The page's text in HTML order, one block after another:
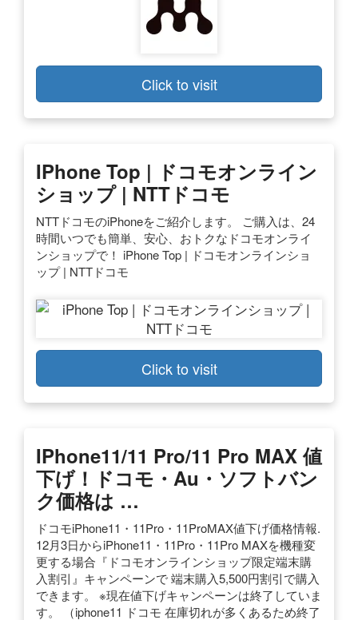
Click to visit
IPhone Top | ドコモオンライン
ショップ | NTTドコモ
NTTドコモのiPhoneをご紹介します。 ご購入は、24
時間いつでも簡単、安心、おトクなドコモオンライ
ンショップで！ iPhone Top | ドコモオンラインショ
ップ | NTTドコモ
Click to visit
IPhone11/11 Pro/11 Pro MAX 値
下げ！ドコモ・au・ソフトバン
ク価格は …
ドコモiPhone11・11Pro・11ProMAX値下げ価格情報.
12月3日からiPhone11・11Pro・11Pro MAXを機種変
更する場合『ドコモオンラインショップ限定端末購
入割引』キャンペーンで 端末購入5,500円割引で購入
できます。 ※現在値下げキャンペーンは終了していま
す。 （iphone11 ドコモ 在庫切れが多くあるため終了